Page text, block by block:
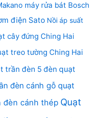
máy rửa bát Bosch
điện Sato Nồi áp suất
cây đứng Ching Hai
treo tường Ching Hai
trần đèn 5 đèn quạt
đèn cánh gỗ quạt
đèn cánh thép Quạt